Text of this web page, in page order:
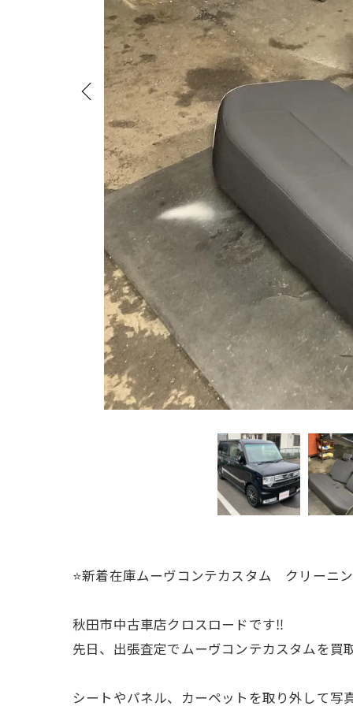
⭐️新着在庫ムーヴコンテカスタム クリーニ
秋田市中古車店クロスロードです‼️
先日、出張査定でムーヴコンテカスタムを買
シートやパネル、カーペットを取り外して